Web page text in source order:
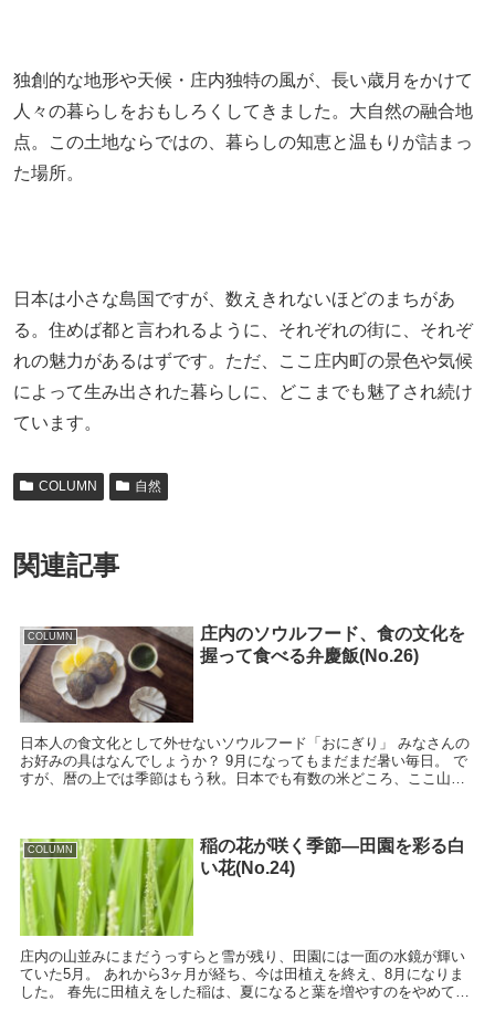
独創的な地形や天候・庄内独特の風が、長い歳月をかけて
人々の暮らしをおもしろくしてきました。大自然の融合地
点。この土地ならではの、暮らしの知恵と温もりが詰まっ
た場所。
日本は小さな島国ですが、数えきれないほどのまちがあ
る。住めば都と言われるように、それぞれの街に、それぞ
れの魅力があるはずです。ただ、ここ庄内町の景色や気候
によって生み出された暮らしに、どこまでも魅了され続け
ています。
COLUMN 自然
関連記事
COLUMN
庄内のソウルフード、食の文化を
握って食べる弁慶飯(No.26)
日本人の食文化として外せないソウルフード「おにぎり」 みなさんの
お好みの具はなんでしょうか？ 9月になってもまだまだ暑い毎日。 で
すが、暦の上では季節はもう秋。日本でも有数の米どころ、ここ山形
COLUMN
稲の花が咲く季節―田園を彩る白
い花(No.24)
庄内の山並みにまだうっすらと雪が残り、田園には一面の水鏡が輝い
ていた5月。 あれから3ヶ月が経ち、今は田植えを終え、8月になりま
した。 春先に田植えをした稲は、夏になると葉を増やすのをやめて穂